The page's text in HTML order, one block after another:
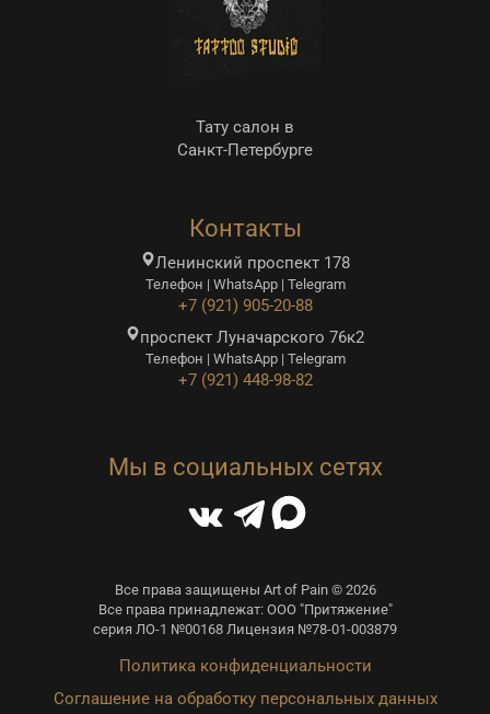
Тату салон в
Санкт-Петербурге
Контакты
Ленинский проспект 178
Телефон | WhatsApp | Telegram
+7 (921) 905-20-88
проспект Луначарского 76к2
Телефон | WhatsApp | Telegram
+7 (921) 448-98-82
Мы в социальных сетях
Все права защищены Art of Pain © 2026
Все права принадлежат: ООО "Притяжение"
серия ЛО-1 №00168 Лицензия №78-01-003879
Политика конфиденциальности
Соглашение на обработку персональных данных